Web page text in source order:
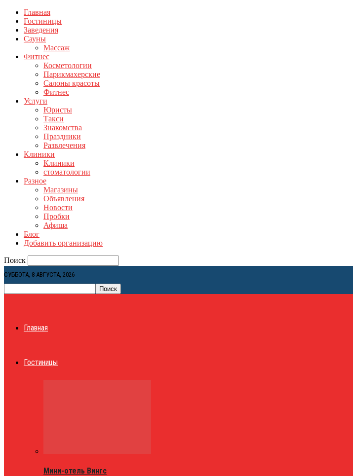
Главная
Гостиницы
Заведения
Сауны
Массаж
Фитнес
Косметологии
Парикмахерские
Салоны красоты
Фитнес
Услуги
Юристы
Такси
Знакомства
Праздники
Развлечения
Клиники
Клиники
стоматологии
Разное
Магазины
Объявления
Новости
Пробки
Афиша
Блог
Добавить организацию
Поиск
СУББОТА, 8 АВГУСТА, 2026
Главная
Гостиницы
Мини-отель Вингс